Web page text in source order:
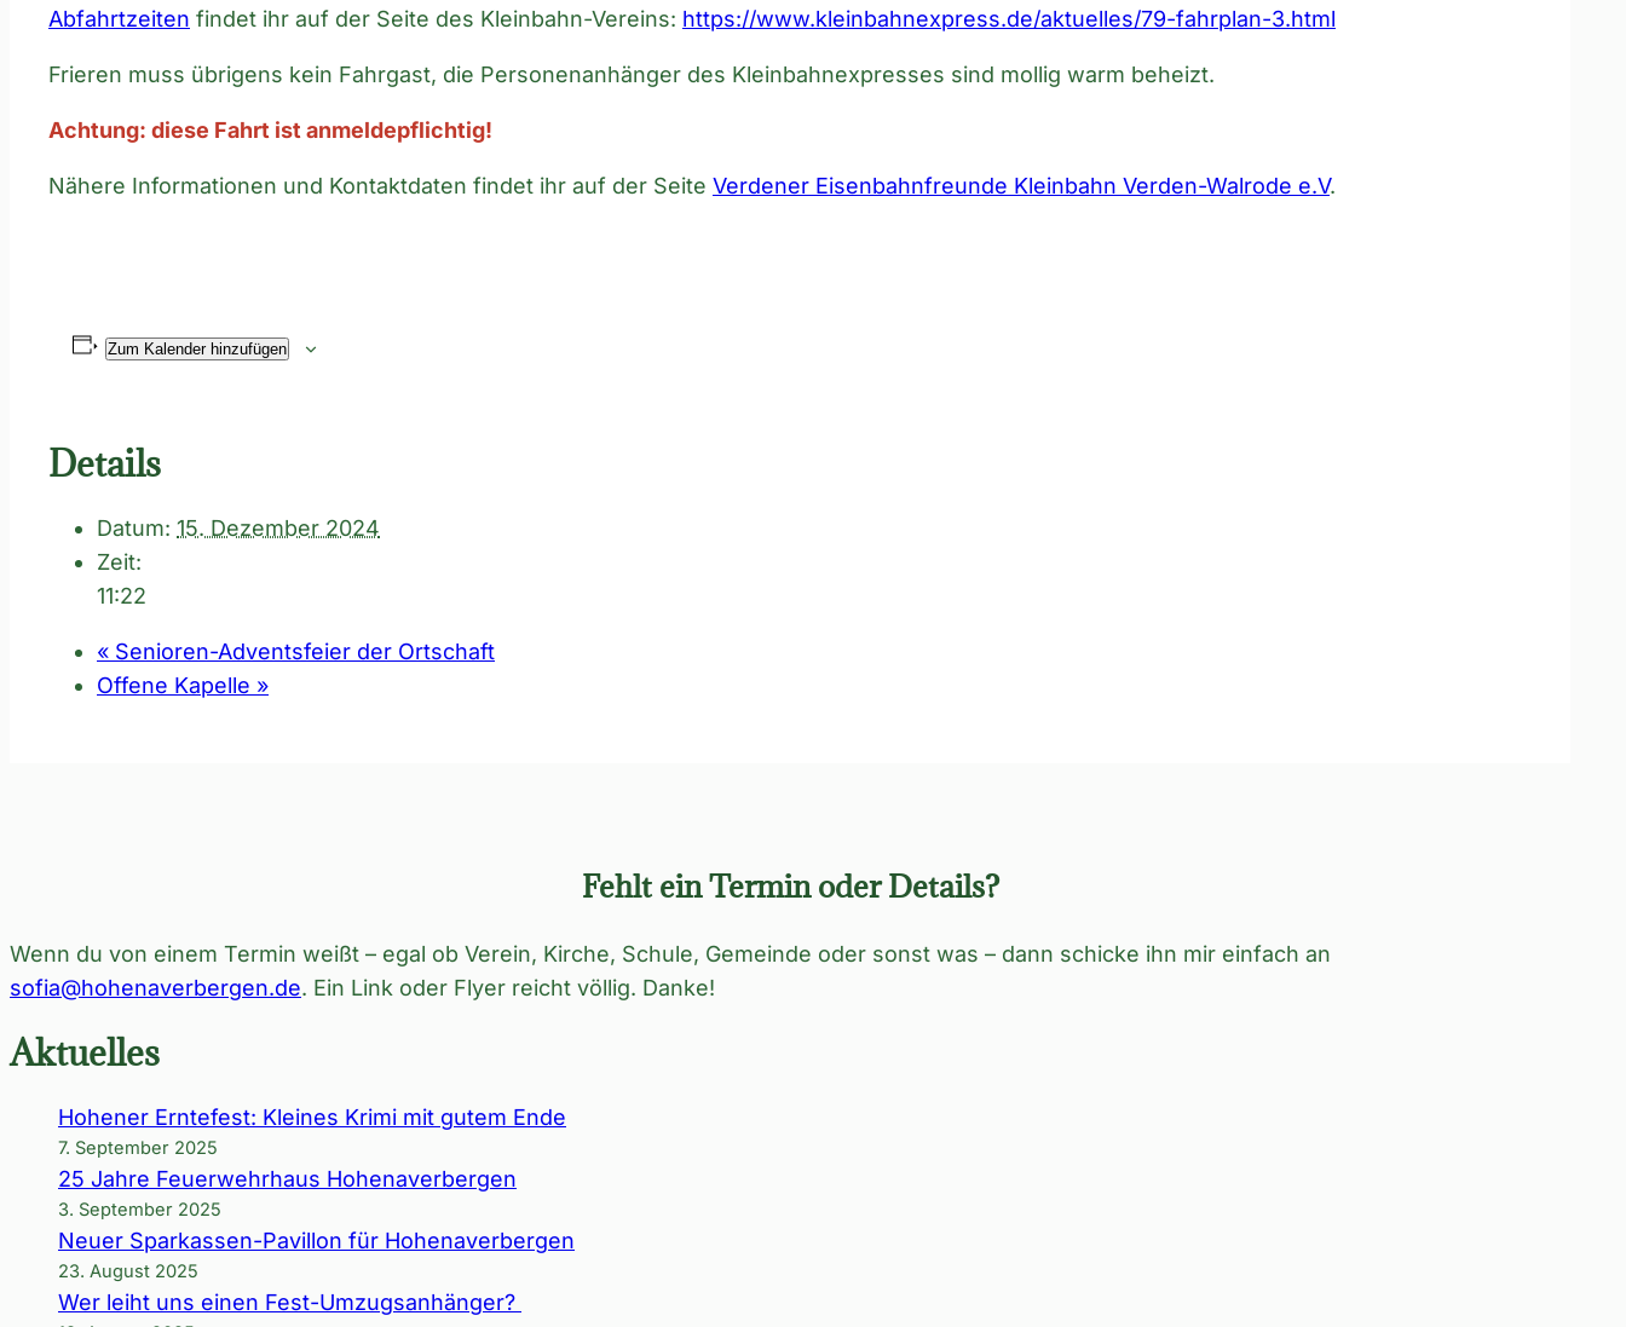
Abfahrtzeiten findet ihr auf der Seite des Kleinbahn-Vereins: https://www.kleinbahnexpress.de/aktuelles/79-fahrplan-3.html
Frieren muss übrigens kein Fahrgast, die Personenanhänger des Kleinbahnexpresses sind mollig warm beheizt.
Achtung: diese Fahrt ist anmeldepflichtig!
Nähere Informationen und Kontaktdaten findet ihr auf der Seite Verdener Eisenbahnfreunde Kleinbahn Verden-Walrode e.V.
Zum Kalender hinzufügen
Details
Datum: 15. Dezember 2024
Zeit:
11:22
« Senioren-Adventsfeier der Ortschaft
Offene Kapelle »
Fehlt ein Termin oder Details?
Wenn du von einem Termin weißt – egal ob Verein, Kirche, Schule, Gemeinde oder sonst was – dann schicke ihn mir einfach an
sofia@hohenaverbergen.de. Ein Link oder Flyer reicht völlig. Danke!
Aktuelles
Hohener Erntefest: Kleines Krimi mit gutem Ende
7. September 2025
25 Jahre Feuerwehrhaus Hohenaverbergen
3. September 2025
Neuer Sparkassen-Pavillon für Hohenaverbergen
23. August 2025
Wer leiht uns einen Fest-Umzugsanhänger?